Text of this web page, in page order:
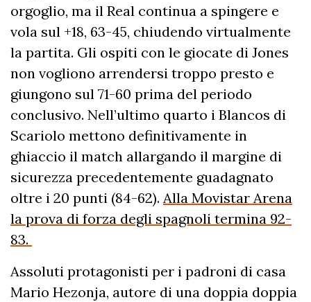
orgoglio, ma il Real continua a spingere e
vola sul +18, 63-45, chiudendo virtualmente
la partita. Gli ospiti con le giocate di Jones
non vogliono arrendersi troppo presto e
giungono sul 71-60 prima del periodo
conclusivo. Nell’ultimo quarto i Blancos di
Scariolo mettono definitivamente in
ghiaccio il match allargando il margine di
sicurezza precedentemente guadagnato
oltre i 20 punti (84-62). Alla Movistar Arena
la prova di forza degli spagnoli termina 92-
83.
Assoluti protagonisti per i padroni di casa
Mario Hezonja, autore di una doppia doppia